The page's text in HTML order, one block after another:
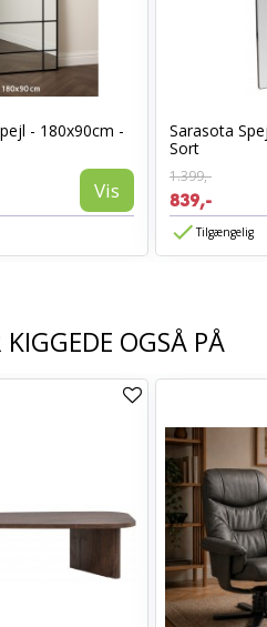
- 180x90cm -
Vis
Sarasota
Sort
1.399,-
839,-
Tilgængelig
OGSÅ PÅ